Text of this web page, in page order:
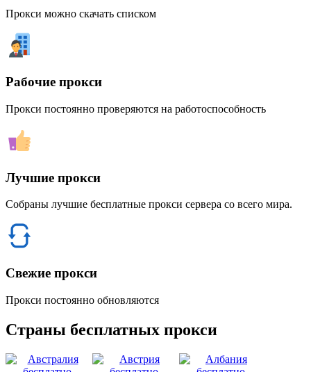
Прокси можно скачать списком
Рабочие прокси
Прокси постоянно проверяются на работоспособность
Лучшие прокси
Собраны лучшие бесплатные прокси сервера со всего мира.
Свежие прокси
Прокси постоянно обновляются
Страны бесплатных прокси